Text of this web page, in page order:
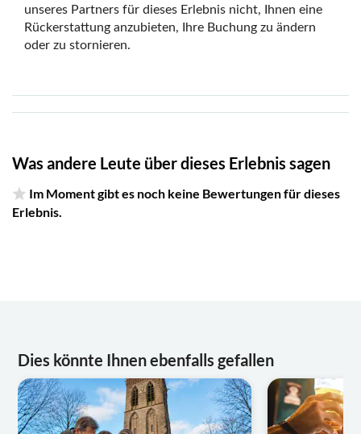
unseres Partners für dieses Erlebnis nicht, Ihnen eine
Rückerstattung anzubieten, Ihre Buchung zu ändern
oder zu stornieren.
Was andere Leute über dieses Erlebnis sagen
Im Moment gibt es noch keine Bewertungen für dieses
Erlebnis.
Dies könnte Ihnen ebenfalls gefallen